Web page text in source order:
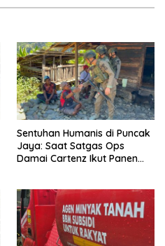
Sentuhan Humanis di Puncak
Jaya: Saat Satgas Ops
Damai Cartenz Ikut Panen